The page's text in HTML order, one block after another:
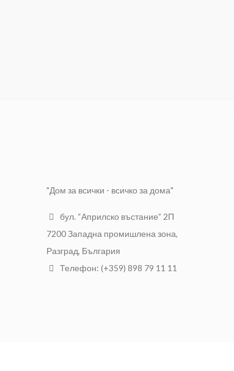
"Дом за всички - всичко за дома"
бул. “Априлско въстание” 2П
7200 Западна промишлена зона,
Разград, България
Телефон: (+359) 898 79 11 11